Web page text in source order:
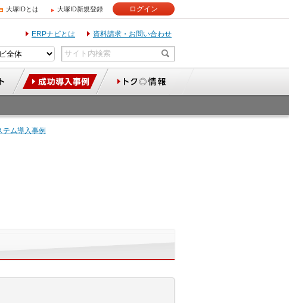
大塚IDとは 大塚ID新規登録 ログイン
ERPナビとは 資料請求・お問い合わせ
テム導入事例